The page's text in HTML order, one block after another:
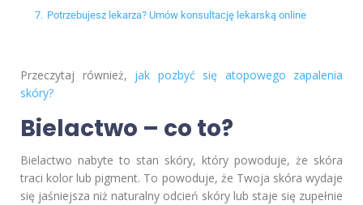
7. Potrzebujesz lekarza? Umów konsultację lekarską online
Przeczytaj również, jak pozbyć się atopowego zapalenia
skóry?
Bielactwo – co to?
Bielactwo nabyte to stan skóry, który powoduje, że skóra
traci kolor lub pigment. To powoduje, że Twoja skóra wydaje
się jaśniejsza niż naturalny odcień skóry lub staje się zupełnie